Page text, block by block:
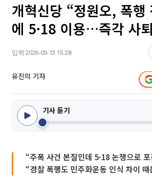
개혁신당 “정원오, 폭행
에 5·18 이용…즉각 사
입력 2026-05-13 15:28
유진의 기자
기사 듣기
“주폭 사건 본질인데 5·18 논쟁으로
“경찰 폭행도 민주화운동 인식 차이